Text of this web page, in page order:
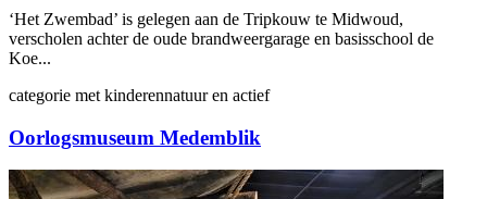
‘Het Zwembad’ is gelegen aan de Tripkouw te Midwoud,
verscholen achter de oude brandweergarage en basisschool de
Koe...
categorie met kinderennatuur en actief
Oorlogsmuseum Medemblik